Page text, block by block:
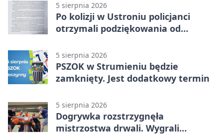
5 sierpnia 2026
Po kolizji w Ustroniu policjanci
otrzymali podziękowania od
5 sierpnia 2026
PSZOK w Strumieniu będzie
zamknięty. Jest dodatkowy termin
5 sierpnia 2026
Dogrywka rozstrzygnęła
mistrzostwa drwali. Wygrali